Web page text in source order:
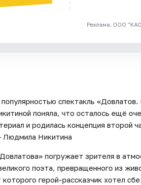
Реклама. ООО
спектакль
поняла, что осталось ещё
и родилась концепция второй
Людмила Никитина
погружает зрителя в
поэта, превращенного из
герой-рассказчик хотел